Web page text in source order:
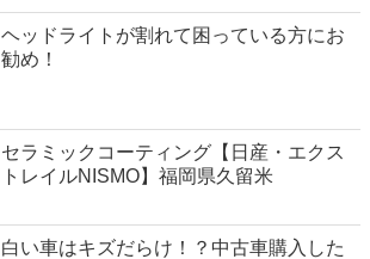
ヘッドライトが割れて困っている方にお
勧め！
セラミックコーティング【日産・エクス
トレイルNISMO】福岡県久留米
白い車はキズだらけ！？中古車購入した